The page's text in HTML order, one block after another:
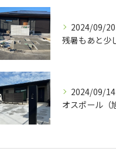
2024/09/20
2024/09/14